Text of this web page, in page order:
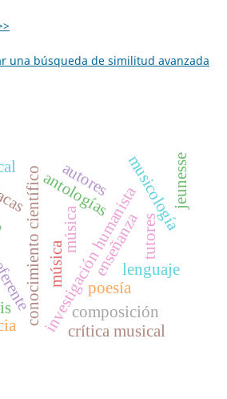
una búsqueda de similitud avanzada
conocimiento científicoinvestigación humanista
poesía
antologías
música
composición
enseñanza
música
musicología
crítica musical
lenguaje
tutores
autores jeunesse